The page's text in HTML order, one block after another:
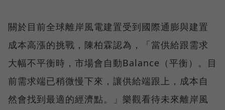
關於目前全球離岸風電建置受到國際通膨與建置
成本高漲的挑戰，陳柏霖認為，「當供給跟需求
大幅不平衡時，市場會自動Balance（平衡）。目
前需求端已稍微慢下來，讓供給端跟上，成本自
然會找到最適的經濟點。」樂觀看待未來離岸風